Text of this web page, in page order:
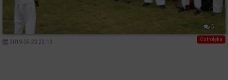
5
Ostrołęka
2019-05-23 23:13